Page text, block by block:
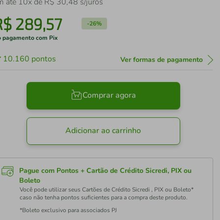
289,57 -26%
pagamento com Pix
10.160 pontos Ver formas de pagamento
Comprar agora
Adicionar ao carrinho
Pague com Pontos + Cartão de Crédito Sicredi, PIX ou
Boleto
Você pode utilizar seus Cartões de Crédito Sicredi , PIX ou Boleto*
caso não tenha pontos suficientes para a compra deste produto.
*Boleto exclusivo para associados PJ